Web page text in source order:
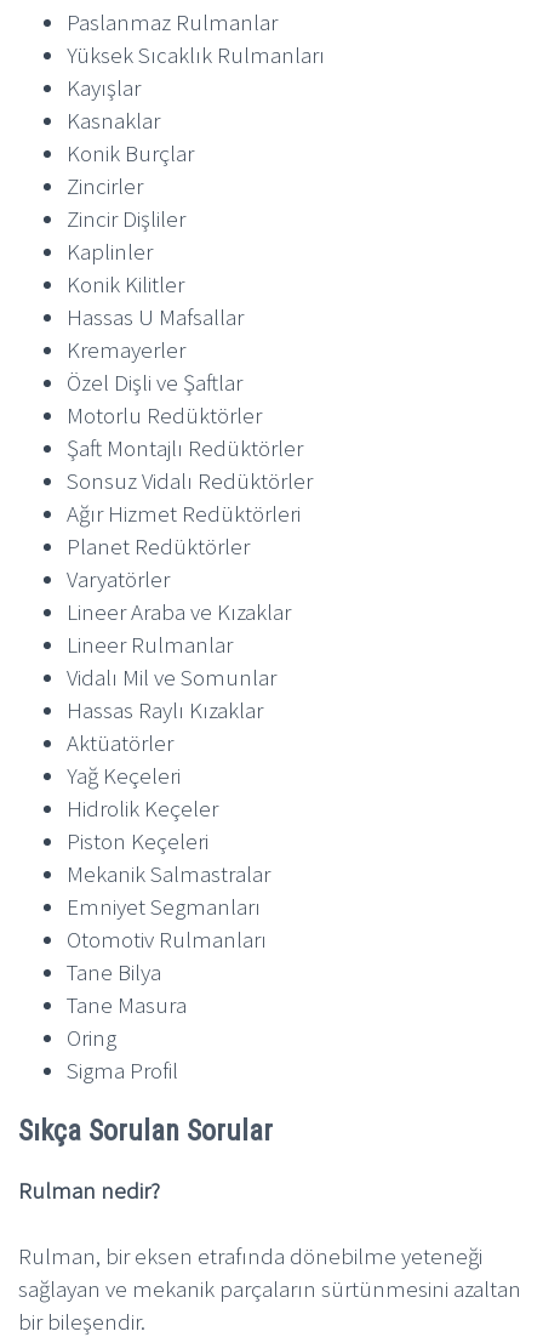
Paslanmaz Rulmanlar
Yüksek Sıcaklık Rulmanları
Kayışlar
Kasnaklar
Konik Burçlar
Zincirler
Zincir Dişliler
Kaplinler
Konik Kilitler
Hassas U Mafsallar
Kremayerler
Özel Dişli ve Şaftlar
Motorlu Redüktörler
Şaft Montajlı Redüktörler
Sonsuz Vidalı Redüktörler
Ağır Hizmet Redüktörleri
Planet Redüktörler
Varyatörler
Lineer Araba ve Kızaklar
Lineer Rulmanlar
Vidalı Mil ve Somunlar
Hassas Raylı Kızaklar
Aktüatörler
Yağ Keçeleri
Hidrolik Keçeler
Piston Keçeleri
Mekanik Salmastralar
Emniyet Segmanları
Otomotiv Rulmanları
Tane Bilya
Tane Masura
Oring
Sigma Profil
Sıkça Sorulan Sorular
Rulman nedir?
Rulman, bir eksen etrafında dönebilme yeteneği
sağlayan ve mekanik parçaların sürtünmesini azaltan
bir bileşendir.